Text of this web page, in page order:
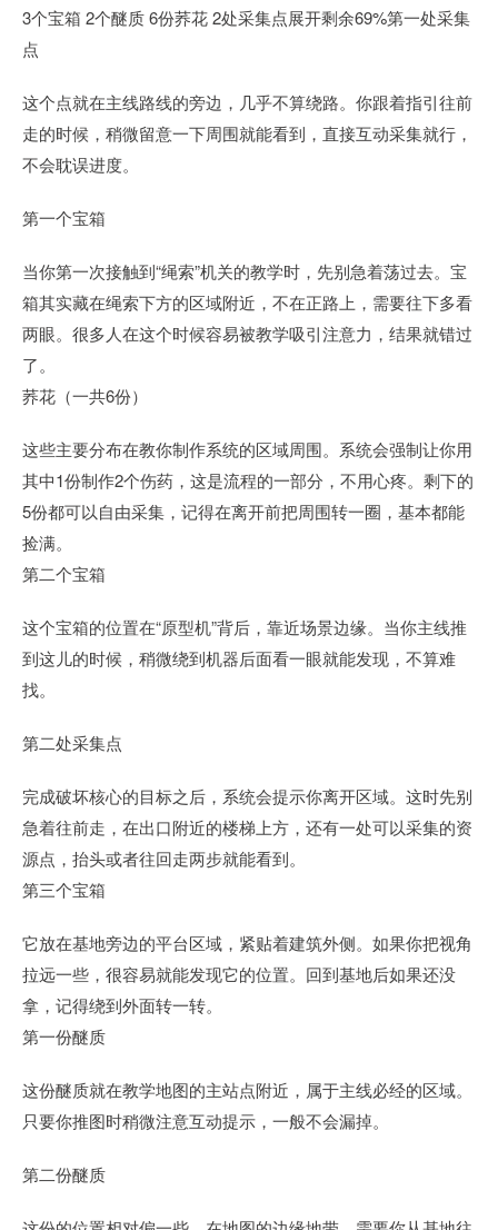
3个宝箱 2个醚质 6份荞花 2处采集点展开剩余69%第一处采集
点
这个点就在主线路线的旁边，几乎不算绕路。你跟着指引往前
走的时候，稍微留意一下周围就能看到，直接互动采集就行，
不会耽误进度。
第一个宝箱
当你第一次接触到“绳索”机关的教学时，先别急着荡过去。宝
箱其实藏在绳索下方的区域附近，不在正路上，需要往下多看
两眼。很多人在这个时候容易被教学吸引注意力，结果就错过
了。
荞花（一共6份）
这些主要分布在教你制作系统的区域周围。系统会强制让你用
其中1份制作2个伤药，这是流程的一部分，不用心疼。剩下的
5份都可以自由采集，记得在离开前把周围转一圈，基本都能
捡满。
第二个宝箱
这个宝箱的位置在“原型机”背后，靠近场景边缘。当你主线推
到这儿的时候，稍微绕到机器后面看一眼就能发现，不算难
找。
第二处采集点
完成破坏核心的目标之后，系统会提示你离开区域。这时先别
急着往前走，在出口附近的楼梯上方，还有一处可以采集的资
源点，抬头或者往回走两步就能看到。
第三个宝箱
它放在基地旁边的平台区域，紧贴着建筑外侧。如果你把视角
拉远一些，很容易就能发现它的位置。回到基地后如果还没
拿，记得绕到外面转一转。
第一份醚质
这份醚质就在教学地图的主站点附近，属于主线必经的区域。
只要你推图时稍微注意互动提示，一般不会漏掉。
第二份醚质